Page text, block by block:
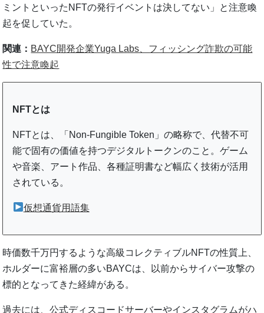
ミントといったNFTの発行イベントは決してない」と注意喚
起を促していた。
関連： BAYC開発企業Yuga Labs、フィッシング詐欺の可能
性で注意喚起
NFTとは
NFTとは、「Non-Fungible Token」の略称で、代替不可
能で固有の価値を持つデジタルトークンのこと。ゲーム
や音楽、アート作品、各種証明書など幅広く技術が活用
されている。
仮想通貨用語集
時価数千万円するような高級コレクティブルNFTの性質上、
ホルダーに富裕層の多いBAYCは、以前からサイバー攻撃の
標的となってきた経緯がある。
過去には、公式ディスコードサーバーやインスタグラムがハ